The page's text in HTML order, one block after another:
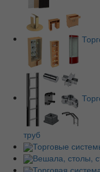
труб
Торговые
Вешала, столы,